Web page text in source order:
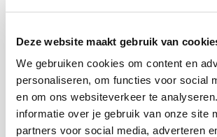
Deze website maakt gebruik van
We gebruiken cookies om content en
personaliseren, om functies voor social
en om ons websiteverkeer te
informatie over je gebruik van onze site
partners voor social media, adverteren
aanreiken om onze voetballers, zoals
de bal te krijgen. Maar goed, nog geen
rust maakte Man Utd uit een corner 2-0
iets in de ploeg.”
Sander Zeldenrijk